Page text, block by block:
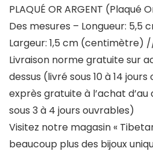
PLAQUÉ OR ARGENT
Des mesures – Longueur:
Largeur: 1,5 cm (centimètre)
Livraison norme gratuite sur
dessus (livré sous 10 à 14
exprès gratuite à l’achat d’au
sous 3 à 4 jours ouvrables)
Visitez notre magasin «
beaucoup plus des bijoux